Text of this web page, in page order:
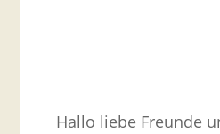
Hallo liebe Freunde